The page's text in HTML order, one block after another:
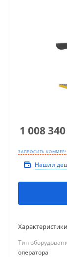
1 008 340
ЗАПРОСИТЬ
Нашли
Характеристики
Тип
оператора